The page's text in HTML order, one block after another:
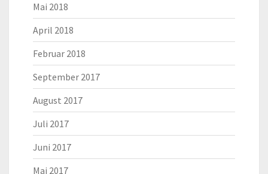
Mai 2018
April 2018
Februar 2018
September 2017
August 2017
Juli 2017
Juni 2017
Mai 2017